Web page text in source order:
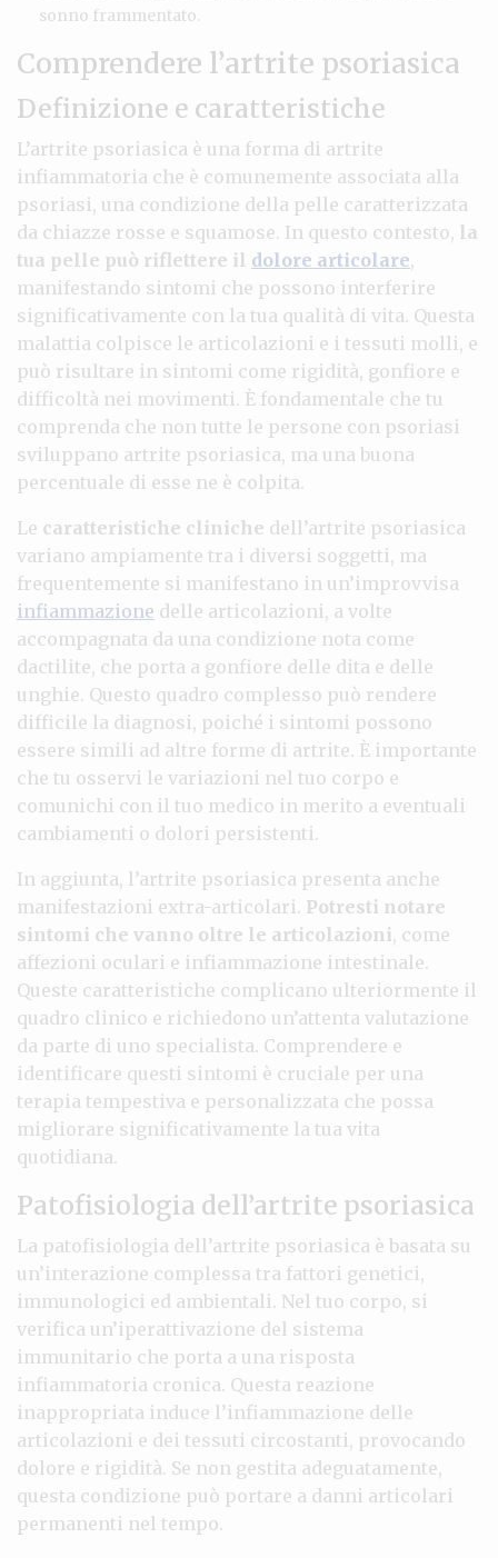
sonno frammentato.
Comprendere l’artrite psoriasica
Definizione e caratteristiche
L’artrite psoriasica è una forma di artrite
infiammatoria che è comunemente associata alla
psoriasi, una condizione della pelle caratterizzata
da chiazze rosse e squamose. In questo contesto, la
tua pelle può riflettere il dolore articolare,
manifestando sintomi che possono interferire
significativamente con la tua qualità di vita. Questa
malattia colpisce le articolazioni e i tessuti molli, e
può risultare in sintomi come rigidità, gonfiore e
difficoltà nei movimenti. È fondamentale che tu
comprenda che non tutte le persone con psoriasi
sviluppano artrite psoriasica, ma una buona
percentuale di esse ne è colpita.
Le caratteristiche cliniche dell’artrite psoriasica
variano ampiamente tra i diversi soggetti, ma
frequentemente si manifestano in un’improvvisa
infiammazione delle articolazioni, a volte
accompagnata da una condizione nota come
dactilite, che porta a gonfiore delle dita e delle
unghie. Questo quadro complesso può rendere
difficile la diagnosi, poiché i sintomi possono
essere simili ad altre forme di artrite. È importante
che tu osservi le variazioni nel tuo corpo e
comunichi con il tuo medico in merito a eventuali
cambiamenti o dolori persistenti.
In aggiunta, l’artrite psoriasica presenta anche
manifestazioni extra-articolari. Potresti notare
sintomi che vanno oltre le articolazioni, come
affezioni oculari e infiammazione intestinale.
Queste caratteristiche complicano ulteriormente il
quadro clinico e richiedono un’attenta valutazione
da parte di uno specialista. Comprendere e
identificare questi sintomi è cruciale per una
terapia tempestiva e personalizzata che possa
migliorare significativamente la tua vita
quotidiana.
Patofisiologia dell’artrite psoriasica
La patofisiologia dell’artrite psoriasica è basata su
un’interazione complessa tra fattori genetici,
immunologici ed ambientali. Nel tuo corpo, si
verifica un’iperattivazione del sistema
immunitario che porta a una risposta
infiammatoria cronica. Questa reazione
inappropriata induce l’infiammazione delle
articolazioni e dei tessuti circostanti, provocando
dolore e rigidità. Se non gestita adeguatamente,
questa condizione può portare a danni articolari
permanenti nel tempo.